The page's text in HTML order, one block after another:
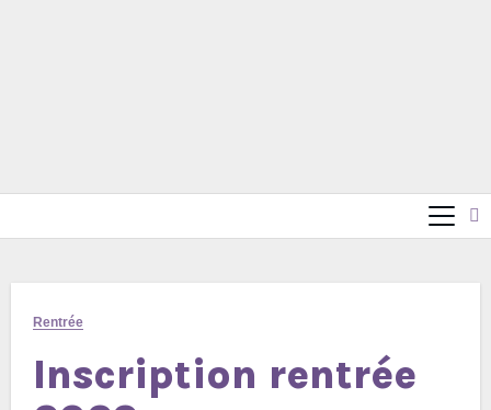
Rentrée
Inscription rentrée